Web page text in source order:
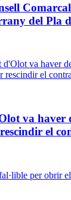
del Pla
va haver
el